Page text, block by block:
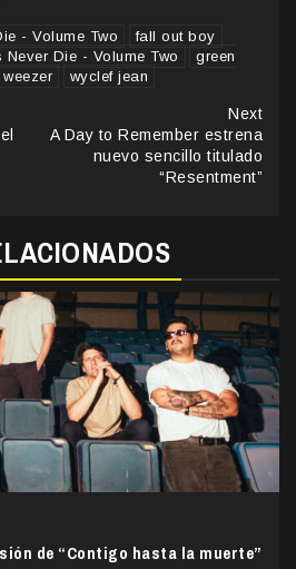
- Volume Two
fall out boy
Die - Volume Two
green
weezer wyclef jean
Next
A Day to Remember estrena
nuevo sencillo titulado
“Resentment”
de “Contigo hasta la muerte”